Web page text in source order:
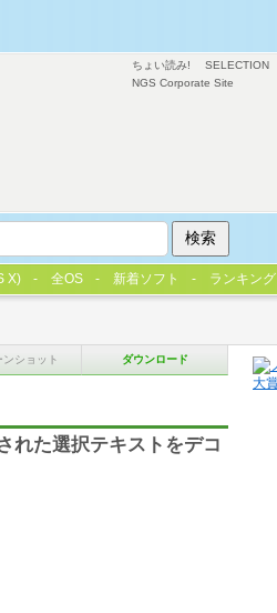
ンショット ダウンロード
れた選択テキストをデコ
ちょい読み! SELECTION
NGS Corporate Site
X) 全OS 新着ソフト ランキング